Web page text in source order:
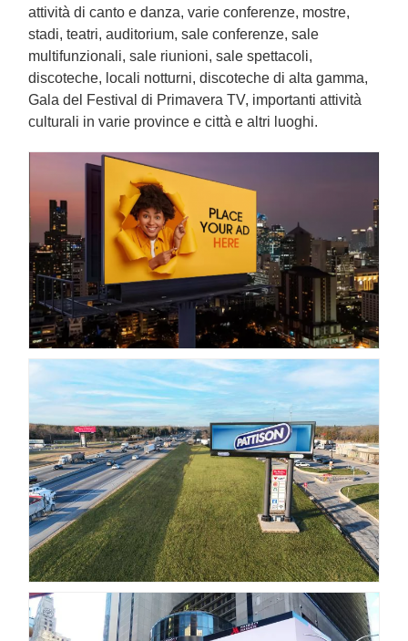
attività di canto e danza, varie conferenze, mostre,
stadi, teatri, auditorium, sale conferenze, sale
multifunzionali, sale riunioni, sale spettacoli,
discoteche, locali notturni, discoteche di alta gamma,
Gala del Festival di Primavera TV, importanti attività
culturali in varie province e città e altri luoghi.